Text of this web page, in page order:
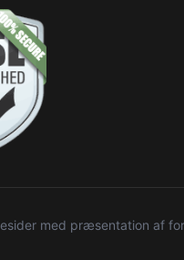
med præsentation af